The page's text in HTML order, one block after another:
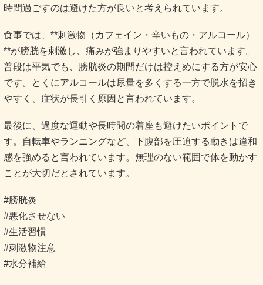
時間過ごすのは避けた方が良いと考えられています。
食事では、**刺激物（カフェイン・辛いもの・アルコール）
**が膀胱を刺激し、痛みが強まりやすいと言われています。
普段は平気でも、膀胱炎の期間だけは控えめにする方が安心
です。とくにアルコールは尿量を多くする一方で脱水を招き
やすく、症状が長引く原因と言われています。
最後に、過度な運動や長時間の着座も避けたいポイントで
す。自転車やランニングなど、下腹部を圧迫する動きは違和
感を強めると言われています。無理のない範囲で体を動かす
ことが大切だとされています。
#膀胱炎
#悪化させない
#生活習慣
#刺激物注意
#水分補給